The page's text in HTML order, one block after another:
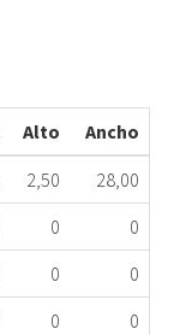
Alto
Ancho
2,50
28,00
0
0
0
0
0 0